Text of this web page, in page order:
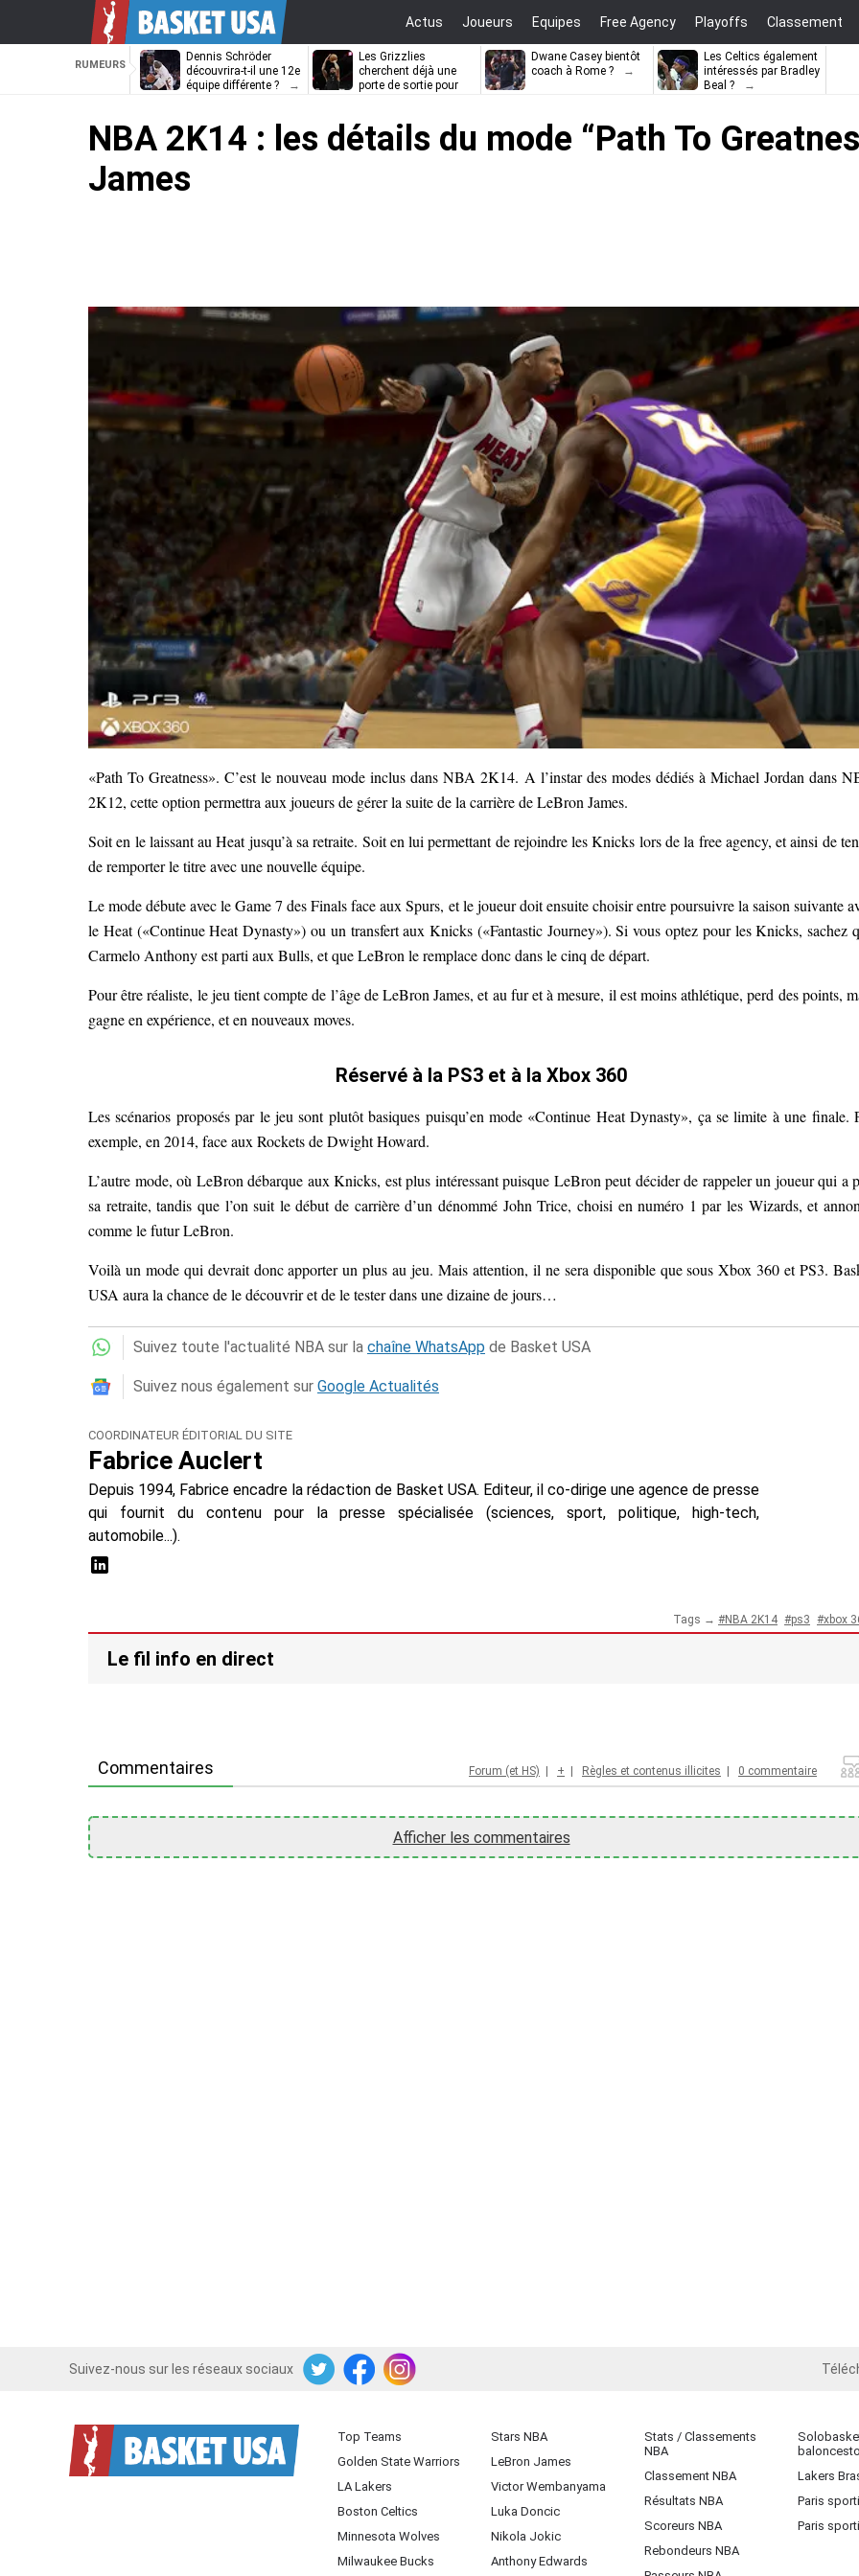
Actus Joueurs Equipes Free Agency Playoffs Classement
RUMEURS
Dennis Schröder
découvrira-t-il une 12e
équipe différente ?
Les Grizzlies
cherchent déjà une
porte de sortie pour
Dwane Casey bientôt
coach à Rome ?
Les Celtics également
intéressés par Bradley
Beal ?
NBA 2K14 : les détails du mode “Path To
James
«Path To Greatness». C’est le nouveau mode inclus dans NBA 2K14. A l’instar des modes dédiés à Michael Jordan dans
2K12, cette option permettra aux joueurs de gérer la suite de la carrière de LeBron James.
Soit en le laissant au Heat jusqu’à sa retraite. Soit en lui permettant de rejoindre les Knicks lors de la free agency, et ainsi de
de remporter le titre avec une nouvelle équipe.
Le mode débute avec le Game 7 des Finals face aux Spurs, et le joueur doit ensuite choisir entre poursuivre la saison suivante
le Heat («Continue Heat Dynasty») ou un transfert aux Knicks («Fantastic Journey»). Si vous optez pour les Knicks, sachez
Carmelo Anthony est parti aux Bulls, et que LeBron le remplace donc dans le cinq de départ.
Pour être réaliste, le jeu tient compte de l’âge de LeBron James, et au fur et à mesure, il est moins athlétique, perd des points,
gagne en expérience, et en nouveaux moves.
Réservé à la PS3 et à la Xbox 360
Les scénarios proposés par le jeu sont plutôt basiques puisqu’en mode «Continue Heat Dynasty», ça se limite à une finale.
exemple, en 2014, face aux Rockets de Dwight Howard.
L’autre mode, où LeBron débarque aux Knicks, est plus intéressant puisque LeBron peut décider de rappeler un joueur qui a
sa retraite, tandis que l’on suit le début de carrière d’un dénommé John Trice, choisi en numéro 1 par les Wizards, et
comme le futur LeBron.
Voilà un mode qui devrait donc apporter un plus au jeu. Mais attention, il ne sera disponible que sous Xbox 360 et PS3.
USA aura la chance de le découvrir et de le tester dans une dizaine de jours…
Suivez toute l'actualité NBA sur la chaîne WhatsApp de Basket USA
Suivez nous également sur Google Actualités
COORDINATEUR ÉDITORIAL DU SITE
Fabrice Auclert
Depuis 1994, Fabrice encadre la rédaction de Basket USA. Editeur, il co-dirige une agence de presse
qui fournit du contenu pour la presse spécialisée (sciences, sport, politique, high-tech,
automobile...).
Tags → NBA 2K14 ps3 xbox
Le fil info en direct
Commentaires Forum (et HS) + Règles et contenus illicites 0 commentaire
Afficher les commentaires
Suivez-nous sur les réseaux sociaux
TwitterFacebookInstagram iOS
Top Teams
Golden State Warriors
LA Lakers
Boston Celtics
Minnesota Wolves
Milwaukee Bucks
Stars NBA
LeBron James
Victor Wembanyama
Luka Doncic
Nikola Jokic
Anthony Edwards
Stats / Classements
NBA
Classement NBA
Résultats NBA
Scoreurs NBA
Rebondeurs NBA
Lakers
Paris
Paris